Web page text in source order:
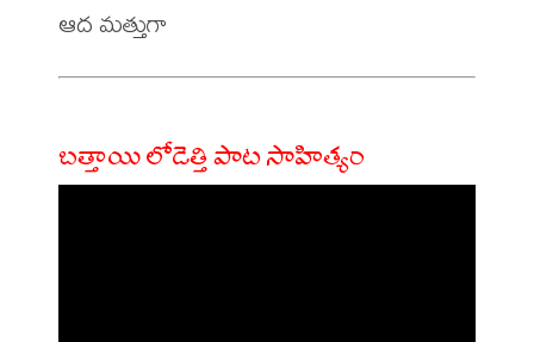
బత్తాయి లోడెత్తి పాట సాహిత్యం